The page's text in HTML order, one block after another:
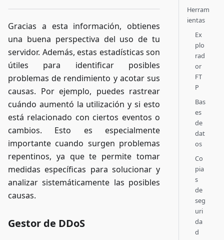
Gracias a esta información, obtienes
una buena perspectiva del uso de tu
servidor. Además, estas estadísticas son
útiles para identificar posibles
problemas de rendimiento y acotar sus
causas. Por ejemplo, puedes rastrear
cuándo aumentó la utilización y si esto
está relacionado con ciertos eventos o
cambios. Esto es especialmente
importante cuando surgen problemas
repentinos, ya que te permite tomar
medidas específicas para solucionar y
analizar sistemáticamente las posibles
causas.
Gestor de DDoS
Herram
ientas
Ex
plo
rad
or
FT
P
Bas
es
de
dat
os
Co
pia
s
de
seg
uri
da
d